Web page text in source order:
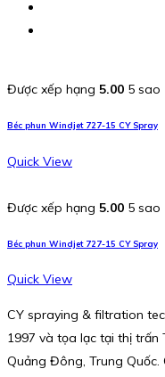
Được xếp hạng 5.00 5 sao
Béc phun Windjet 727-15 CY Spray
Quick View
Được xếp hạng 5.00 5 sao
Béc phun Windjet 727-15 CY Spray
Quick View
CY spraying & filtration
1997 và tọa lạc tại thị
Quảng Đông, Trung Quốc.